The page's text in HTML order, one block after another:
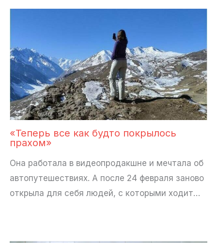
«Теперь все как будто покрылось
прахом»
Она работала в видеопродакшне и мечтала об
автопутешествиях. А после 24 февраля заново
открыла для себя людей, с которыми ходит…